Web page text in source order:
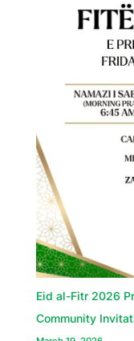
Eid al-Fitr 2026
Community